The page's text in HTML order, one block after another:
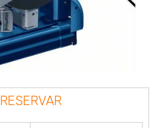
RESERVAR